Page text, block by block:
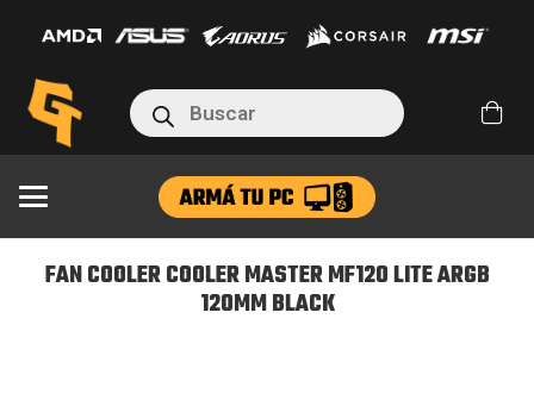
Búsqueda
de
productos
FAN COOLER COOLER MASTER MF120 LITE ARGB
120MM BLACK
MASTER
MF120
LITE
ARGB
120MM
BLACK